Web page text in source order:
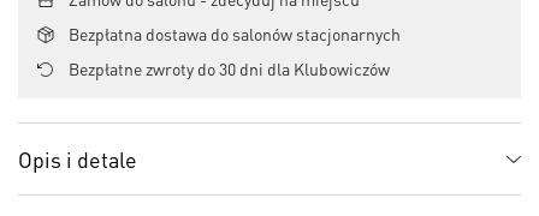
Bezpłatna dostawa do salonów stacjonarnych
Bezpłatne zwroty do 30 dni dla Klubowiczów
Opis i detale